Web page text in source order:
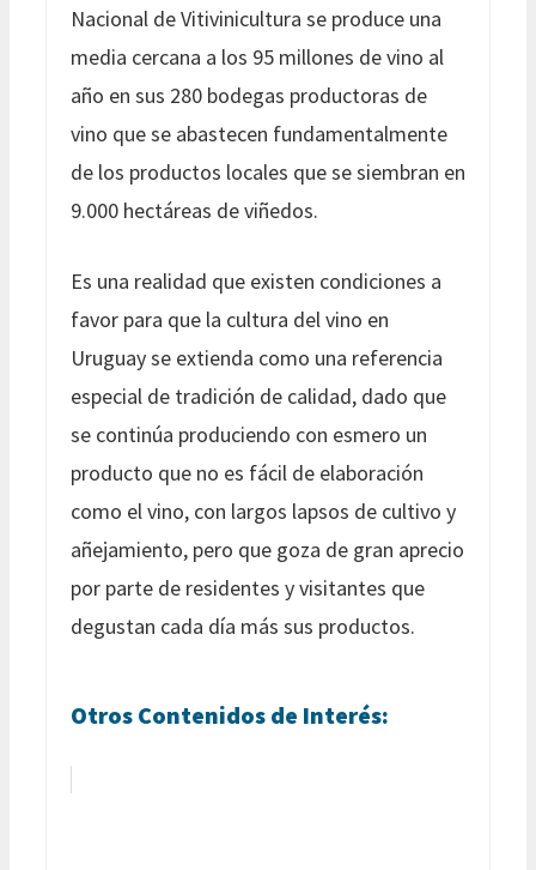
Nacional de Vitivinicultura se produce una
media cercana a los 95 millones de vino al
año en sus 280 bodegas productoras de
vino que se abastecen fundamentalmente
de los productos locales que se siembran en
9.000 hectáreas de viñedos.
Es una realidad que existen condiciones a
favor para que la cultura del vino en
Uruguay se extienda como una referencia
especial de tradición de calidad, dado que
se continúa produciendo con esmero un
producto que no es fácil de elaboración
como el vino, con largos lapsos de cultivo y
añejamiento, pero que goza de gran aprecio
por parte de residentes y visitantes que
degustan cada día más sus productos.
Otros Contenidos de Interés: